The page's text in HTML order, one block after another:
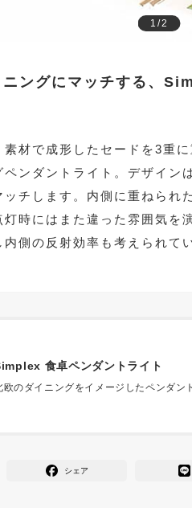
1/2
ニングにマッチする、
素材で成形したセードを3重
ペンダントライト。デザイン
ッチします。内側に重ねられ
灯時にはまた違った雰囲気を
側の反射効率も考えられて
食卓ペンダントライト
欧のダイニングをイメージしたペンダン
シェア